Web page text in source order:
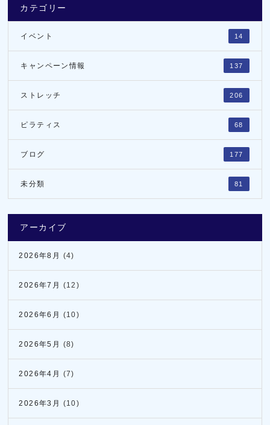
カテゴリー
イベント 14
キャンペーン情報 137
ストレッチ 206
ピラティス 68
ブログ 177
未分類 81
アーカイブ
2026年8月 (4)
2026年7月 (12)
2026年6月 (10)
2026年5月 (8)
2026年4月 (7)
2026年3月 (10)